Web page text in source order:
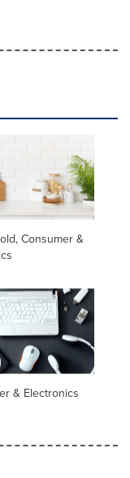
Consumer &
& Electronics